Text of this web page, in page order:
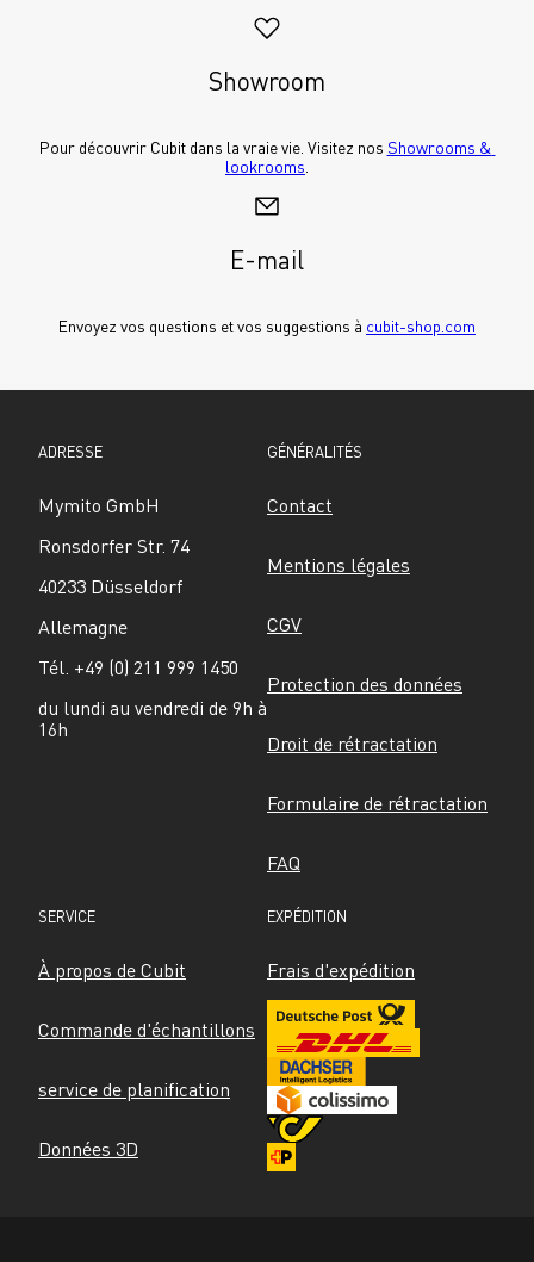
Showroom
Pour découvrir Cubit dans la vraie vie. Visitez nos Showrooms &
lookrooms
E-mail
Envoyez vos questions et vos suggestions à cubit-shop.com
ADRESSE
Mymito GmbH
Ronsdorfer Str. 74
40233 Düsseldorf
Allemagne
Tél. +49 (0) 211 999 1450
du lundi au vendredi de 9h à
16h
GÉNÉRALITÉS
Contact
Mentions légales
CGV
Protection des données
Droit de rétractation
Formulaire de rétractation
FAQ
SERVICE
À propos de Cubit
Commande d'échantillons
service de planification
Données 3D
EXPÉDITION
Frais d'expédition